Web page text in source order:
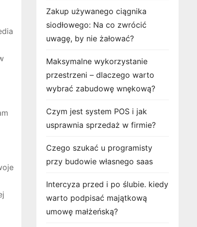
Zakup używanego ciągnika
siodłowego: Na co zwrócić
uwagę, by nie żałować?
Maksymalne wykorzystanie
przestrzeni – dlaczego warto
wybrać zabudowę wnękową?
Czym jest system POS i jak
usprawnia sprzedaż w firmie?
Czego szukać u programisty
przy budowie własnego saas
Intercyza przed i po ślubie. kiedy
warto podpisać majątkową
umowę małżeńską?